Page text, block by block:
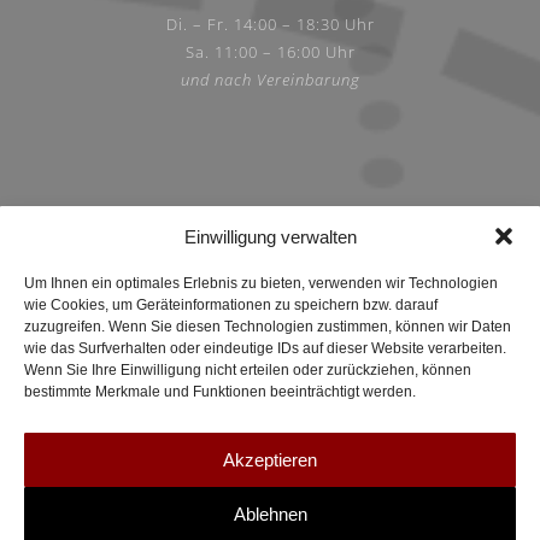
Einwilligung verwalten
Um Ihnen ein optimales Erlebnis zu bieten, verwenden wir Technologien
wie Cookies, um Geräteinformationen zu speichern bzw. darauf
zuzugreifen. Wenn Sie diesen Technologien zustimmen, können wir Daten
wie das Surfverhalten oder eindeutige IDs auf dieser Website verarbeiten.
Wenn Sie Ihre Einwilligung nicht erteilen oder zurückziehen, können
bestimmte Merkmale und Funktionen beeinträchtigt werden.
Akzeptieren
Ablehnen
Di. – Fr. 14:00 – 18:30 Uhr
Sa. 11:00 – 16:00 Uhr
und nach Vereinbarung
© 2026 Schmuckakademie Köln – Katja Kempe